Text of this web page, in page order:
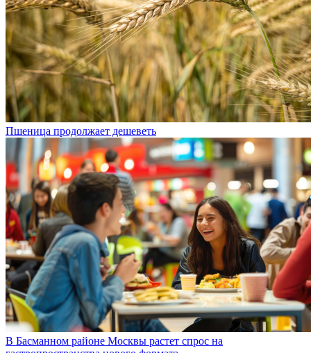
Пшеница продолжает дешеветь
В Басманном районе Москвы растет спрос на
гастропространства нового формата